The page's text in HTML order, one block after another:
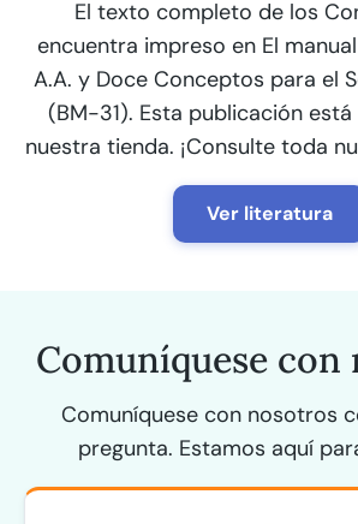
El texto completo de los
encuentra impreso en El
A.A. y Doce Conceptos para el
(BM-31). Esta publicación
nuestra tienda. ¡Consulte toda
Ver literatura
Comuníquese con
Comuníquese con nosotros
pregunta. Estamos aquí